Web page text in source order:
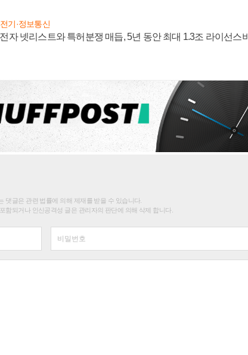
기·정보통신
자 넷리스트와 특허분쟁 매듭, 5년 동안 최대 1.3조 라이선스비
댓글은 관련 법률에 의해 제재를 받을 수 있습니다.
함되거나 인신공격성 글은 관리자의 판단에 의해 삭제 합니다.